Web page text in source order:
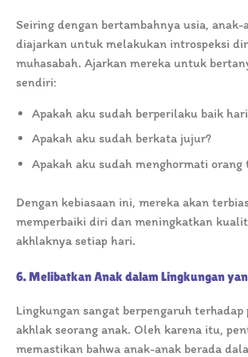
Seiring dengan bertambahnya usia, anak-
diajarkan untuk melakukan introspeksi
muhasabah. Ajarkan mereka untuk
sendiri:
Apakah aku sudah berperilaku baik
Apakah aku sudah berkata jujur?
Apakah aku sudah menghormati orang
Dengan kebiasaan ini, mereka akan
memperbaiki diri dan meningkatkan
akhlaknya setiap hari.
6. Melibatkan Anak dalam Lingkungan
Lingkungan sangat berpengaruh terhadap
akhlak seorang anak. Oleh karena itu,
memastikan bahwa anak-anak berada